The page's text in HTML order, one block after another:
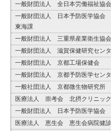
一般財団法人 全日本労働福祉協
一般財団法人 日本予防医学協
東海課
一般財団法人 三重県産業衛生協会
一般財団法人 滋賀保健研究セン
一般財団法人 京都工場保健会
一般財団法人 京都予防医学セン
一般社団法人 京都微生物研究所
医療法人 崇考会 北摂クリニック
一般財団法人 日本予防医学協会
医療法人 恵生会 恵生会病院健